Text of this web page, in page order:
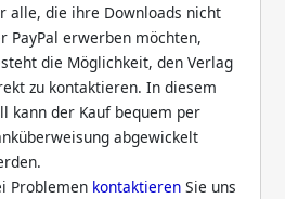
alle, die ihre Downloads nicht
PayPal erwerben möchten,
die Möglichkeit, den Verlag
zu kontaktieren. In diesem
kann der Kauf bequem per
abgewickelt
Problemen kontaktieren Sie uns